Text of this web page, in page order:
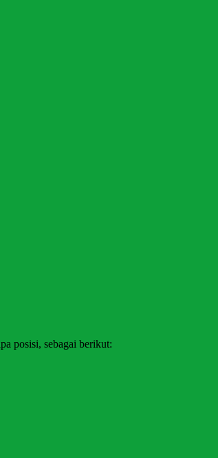
posisi, sebagai berikut: